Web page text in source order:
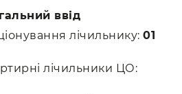
ввід
лічильнику: 01
лічильники ЦО: